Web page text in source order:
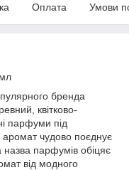
Оплата Умови
бренда
квітково-
парфуми під
чудово поєднує
назва парфумів обіцяє
від модного